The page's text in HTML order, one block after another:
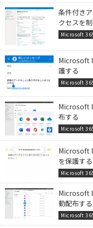
条件付き
クセスを
Microsoft
Microsoft
護する
Microsoft
Microsoft
布する
Microsoft
Microsoft
を保護する
Microsoft
Microsoft
動配布する
Microsoft